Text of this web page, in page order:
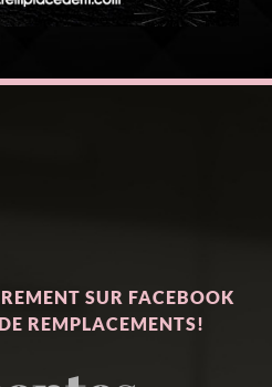
SUR FACEBOOK
REMPLACEMENTS!